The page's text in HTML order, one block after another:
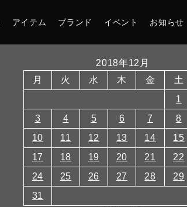
アイテム ブランド イベント お知らせ
2018年12月
月
火 水 木 金 土
1
3
4 5 6 7 8
10
11 12 13 14 15
17
18 19 20 21 22
24
25 26 27 28 29
31